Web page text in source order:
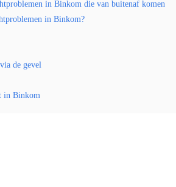
in Binkom die van buitenaf komen
in Binkom?
de gevel
in Binkom